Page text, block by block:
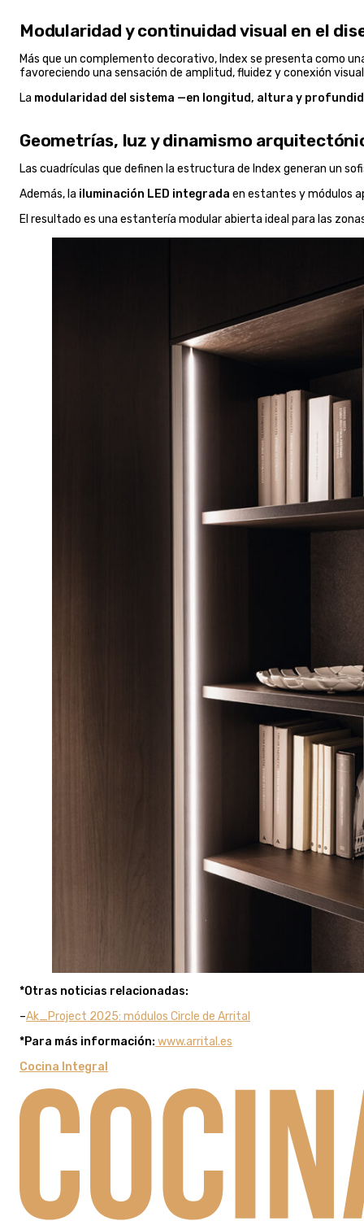
Modularidad y continuidad visual en el
Más que un complemento decorativo, Index se presenta como
favoreciendo una sensación de amplitud, fluidez y conexión
La modularidad del sistema —en longitud, altura y
Geometrías, luz y dinamismo
Las cuadrículas que definen la estructura de Index generan un
Además, la iluminación LED integrada en estantes y módulos
El resultado es una estantería modular abierta ideal para las
*Otras noticias relacionadas:
–Ak_Project 2025: módulos Circle de Arrital
*Para más información: www.arrital.es
Cocina Integral